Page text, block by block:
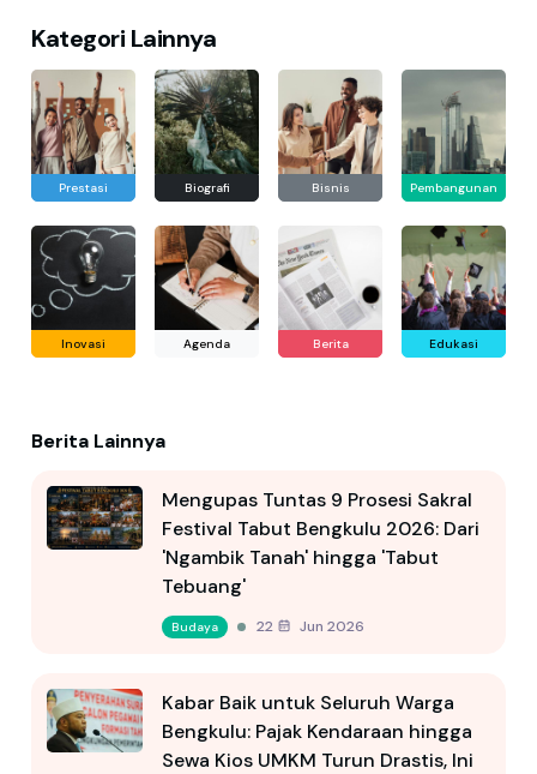
Kategori Lainnya
Prestasi Biografi Bisnis Pembangunan
Inovasi Agenda Berita Edukasi
Berita Lainnya
Mengupas Tuntas 9 Prosesi Sakral
Festival Tabut Bengkulu 2026: Dari
'Ngambik Tanah' hingga 'Tabut
Tebuang'
Budaya 22 Jun 2026
Kabar Baik untuk Seluruh Warga
Bengkulu: Pajak Kendaraan hingga
Sewa Kios UMKM Turun Drastis, Ini